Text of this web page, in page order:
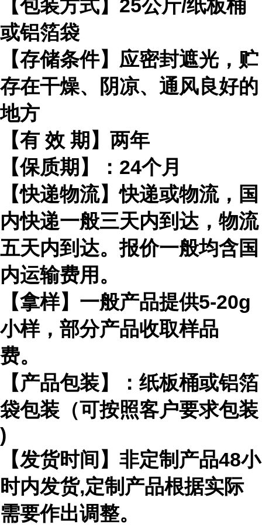
【包装方式】 25公斤/纸板桶
或铝箔袋
【存储条件】应密封遮光，贮
存在干燥、阴凉、通风良好的
地方
【有 效 期】两年
【保质期】： 24个月
【快递物流】快递或物流，国
内快递一般三天内到达，物流
五天内到达。报价一般均含国
内运输费用。
【拿样】一般产品提供5-20g
小样，部分产品收取样品
费。
【产品包装】：纸板桶或铝箔
袋包装（可按照客户要求包装
)
【发货时间】非定制产品48小
时内发货,定制产品根据实际
需要作出调整。